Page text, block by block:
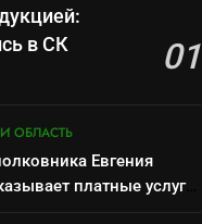
в СК
01
ОБЛАСТЬ
Евгения
платные услуги